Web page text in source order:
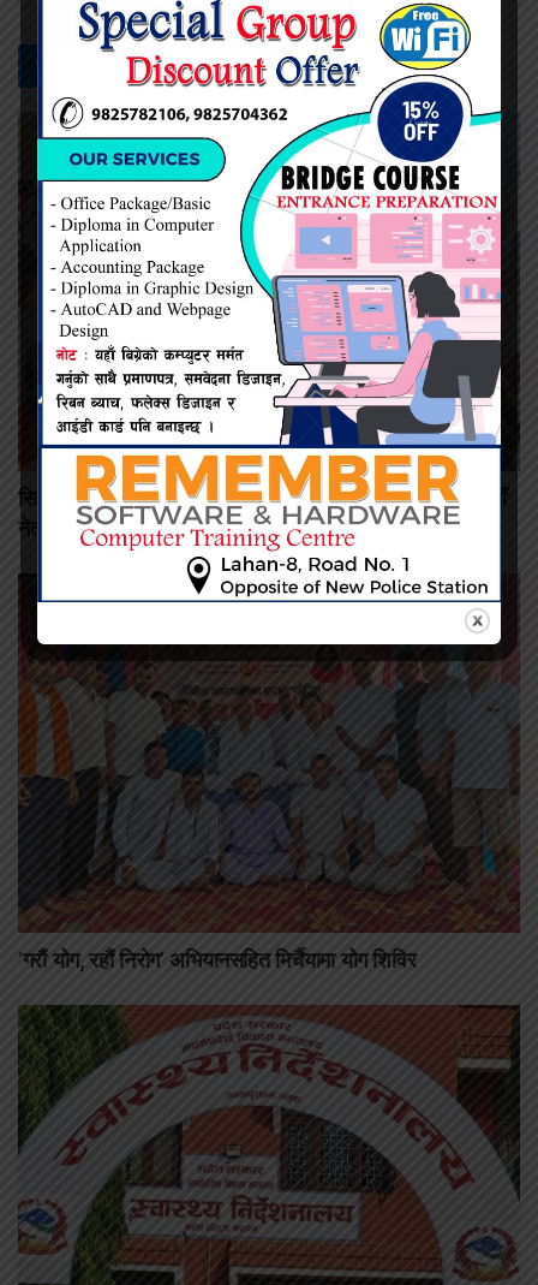
सम्बन्धित -समाचार
सिरहाका ११ सय टेन्ट व्यवसायीहरूको पहिलो जिल्ला अधिवेशन: नयाँ
नेतृत्वका लागि बन्द सत्र सुरु
‘गरौं योग, रहौं निरोग’ अभियानसहित मिर्चैयामा योग शिविर